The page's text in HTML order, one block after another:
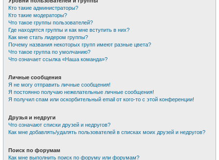
Кто такие администраторы?
Кто такие модераторы?
Что такое группы пользователей?
Где находятся группы и как мне вступить в них?
Как мне стать лидером группы?
Почему названия некоторых групп имеют разные цвета?
Что такое группа по умолчанию?
Что означает ссылка «Наша команда»?
Личные сообщения
Я не могу отправить личные сообщения!
Я постоянно получаю нежелательные личные сообщения!
Я получил спам или оскорбительный email от кого-то с этой конференции!
Друзья и недруги
Что означают списки друзей и недругов?
Как мне добавлять/удалять пользователей в списках моих друзей и недругов?
Поиск по форумам
Как мне выполнить поиск по форуму или форумам?